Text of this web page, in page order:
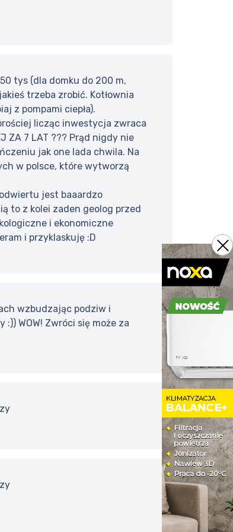
tys (dla domku do 200 m,
trzeba zrobić. Kotłownia
z pompami ciepła).
licząc inwestycja zwraca
ZA 7 LAT ??? Prąd nigdy nie
jak one lada chwila. Na
w polsce, które wytworzą
jest baaardzo
to z kolei zaden geolog przed
i ekonomiczne
i przyklaskuję :D
wzbudzając podziw i
WOW! Zwróci się może za